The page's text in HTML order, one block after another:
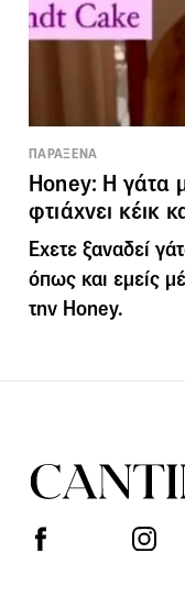
ΠΑΡΑΞΕΝΑ
Honey: Η γάτα
φτιάχνει κέικ
Εχετε ξαναδεί
όπως και εμείς
την Hοney.